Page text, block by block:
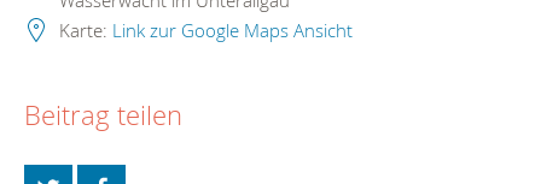
Karte: Link zur Google Maps Ansicht
Beitrag teilen